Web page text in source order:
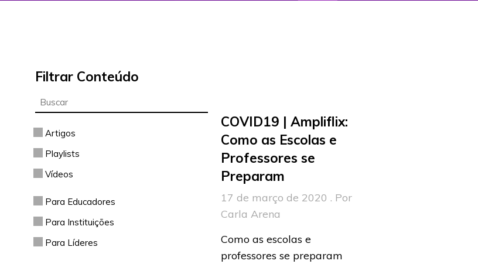
Filtrar Conteúdo
Artigos
Playlists
Vídeos
Para Educadores
Para Instituições
Para Líderes
COVID19 | Ampliflix:
Como as Escolas e
Professores se
Preparam
17 de março de 2020 . Por
Carla Arena
Como as escolas e
professores se preparam